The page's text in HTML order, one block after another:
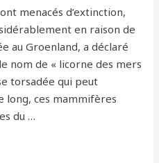
menacés d’extinction,
en raison de
au Groenland, a déclaré
nom de « licorne des mers
torsadée qui peut
long, ces mammifères
du …